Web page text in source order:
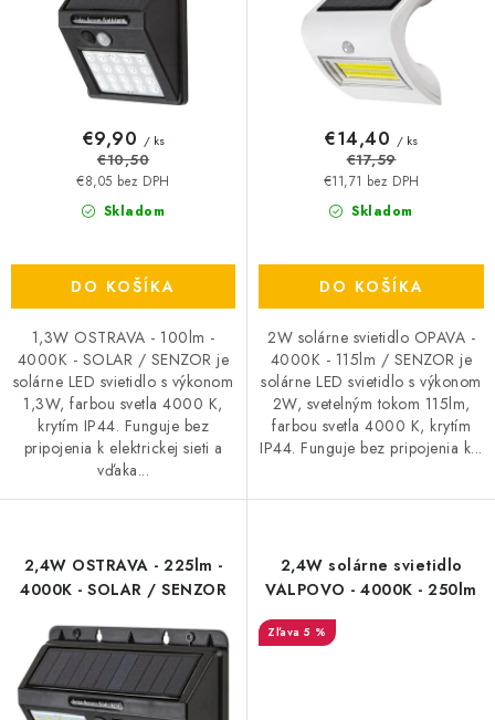
Skladom
€8,05 bez DPH
€9,90 / ks
€10,50
DO KOŠÍKA
1,3W OSTRAVA - 100lm -
4000K - SOLAR / SENZOR je
solárne LED svietidlo s výkonom
1,3W, farbou svetla 4000 K,
krytím IP44. Funguje bez
pripojenia k elektrickej sieti a
vďaka...
Skladom
€11,71 bez DPH
€14,40 / ks
€17,59
DO KOŠÍKA
2W solárne svietidlo OPAVA -
4000K - 115lm / SENZOR je
solárne LED svietidlo s výkonom
2W, svetelným tokom 115lm,
farbou svetla 4000 K, krytím
IP44. Funguje bez pripojenia k...
2,4W OSTRAVA - 225lm -
4000K - SOLAR / SENZOR
2,4W solárne svietidlo
VALPOVO - 4000K - 250lm
5 %